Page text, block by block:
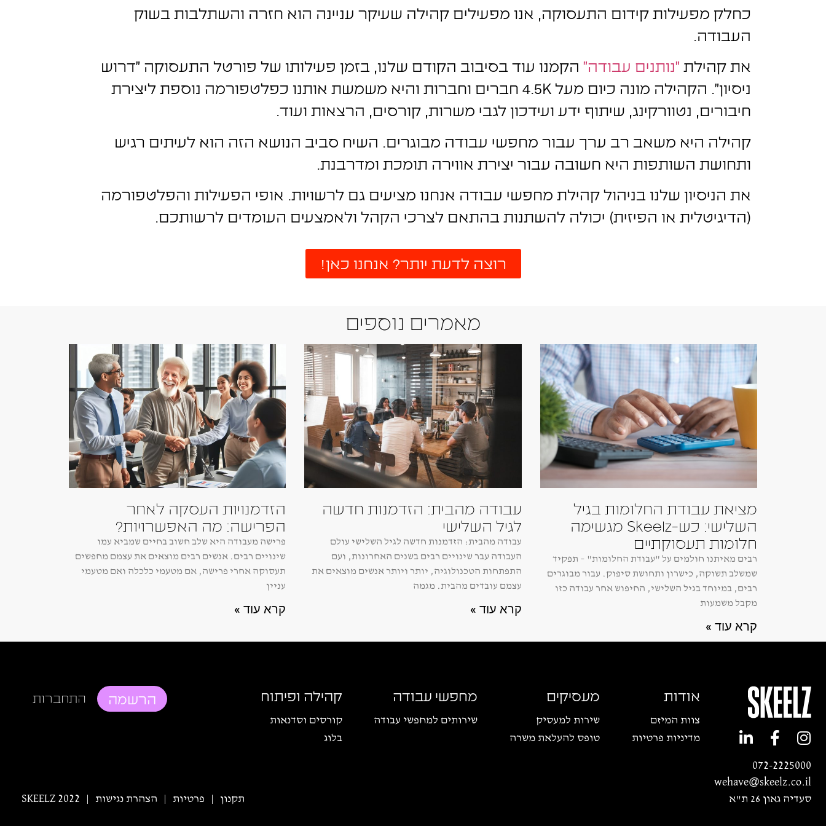
כחלק מפעילות קידום התעסוקה, אנו מפעילים קהילה שעיקר עניינה הוא חזרה והשתלבות בשוק
העבודה.
את קהילת "נותנים עבודה" הקמנו עוד בסיבוב הקודם שלנו, בזמן פעילותו של פורטל התעסוקה "דרוש
ניסיון". הקהילה מונה כיום מעל 4.5K חברים וחברות והיא משמשת אותנו כפלטפורמה נוספת ליצירת
חיבורים, נטוורקינג, שיתוף ידע ועידכון לגבי משרות, קורסים, הרצאות ועוד.
קהילה היא משאב רב ערך עבור מחפשי עבודה מבוגרים. השיח סביב הנושא הזה הוא לעיתים רגיש
ותחושת השותפות היא חשובה עבור יצירת אווירה תומכת ומדרבנת.
את הניסיון שלנו בניהול קהילת מחפשי עבודה אנחנו מציעים גם לרשויות. אופי הפעילות והפלטפורמה
(הדיגיטלית או הפיזית) יכולה להשתנות בהתאם לצרכי הקהל ולאמצעים העומדים לרשותכם.
רוצה לדעת יותר? אנחנו כאן!
מאמרים נוספים
מציאת עבודת החלומות בגיל
השלישי: כש-Skeelz מגשימה
חלומות תעסוקתיים
רבים מאיתנו חולמים על "עבודת החלומות" – תפקיד
שמשלב תשוקה, כישרון ותחושת סיפוק. עבור מבוגרים
רבים, במיוחד בגיל השלישי, החיפוש אחר עבודה כזו
מקבל משמעות
קרא עוד »
עבודה מהבית: הזדמנות חדשה
לגיל השלישי
עבודה מהבית: הזדמנות חדשה לגיל השלישי עולם
העבודה עבר שינויים רבים בשנים האחרונות, ועם
התפתחות הטכנולוגיה, יותר ויותר אנשים מוצאים את
עצמם עובדים מהבית. מגמה
קרא עוד »
הזדמנויות העסקה לאחר
הפרישה: מה האפשרויות?
פרישה מעבודה היא שלב חשוב בחיים שמביא עמו
שינויים רבים. אנשים רבים מוצאים את עצמם מחפשים
תעסוקה אחרי פרישה, אם מטעמי כלכלה ואם מטעמי
עניין
קרא עוד »
072-2225000
wehave@skeelz.co.il
סעדיה גאון 26 ת"א
אודות
צוות המיזם
מדיניות פרטיות
מעסיקים
שירות למעסיק
טופס להעלאת משרה
מחפשי עבודה
שירותים למחפשי עבודה
קהילה ופיתוח
קורסים וסדנאות
בלוג
הרשמה התחברות
תקנון פרטיות הצהרת נגישות SKEELZ 2022